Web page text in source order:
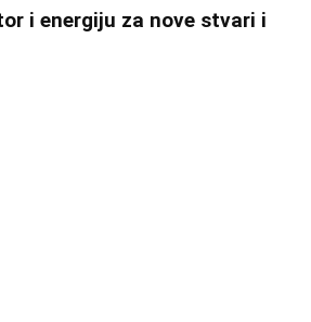
i energiju za nove stvari i